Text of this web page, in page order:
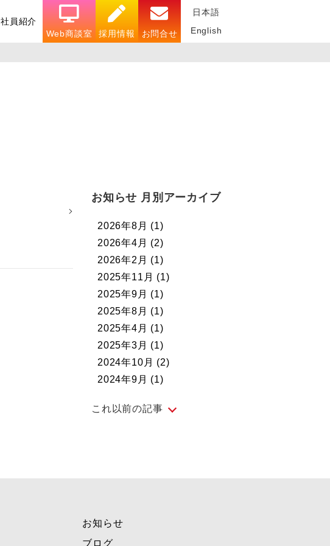
社員紹介
Web商談室
採用情報 お問合せ
日本語
English
お知らせ 月別アーカイブ
2026年8月 (1)
2026年4月 (2)
2026年2月 (1)
2025年11月 (1)
2025年9月 (1)
2025年8月 (1)
2025年4月 (1)
2025年3月 (1)
2024年10月 (2)
2024年9月 (1)
これ以前の記事
2022年12月
2022年11月
お知らせ
ブログ